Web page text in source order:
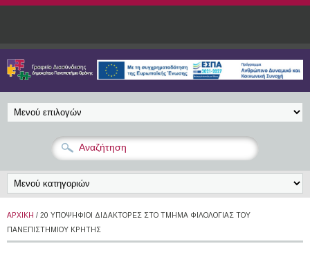
Παράκαμψη προς το κυρίως περιεχόμενο
ΑΡΧΙΚΉ / 20 YΠΟΨΉΦΙΟΙ ΔΙΔΆΚΤΟΡΕΣ ΣΤΟ ΤΜΉΜΑ ΦΙΛΟΛΟΓΊΑΣ ΤΟΥ
ΠΑΝΕΠΙΣΤΗΜΊΟΥ ΚΡΉΤΗΣ